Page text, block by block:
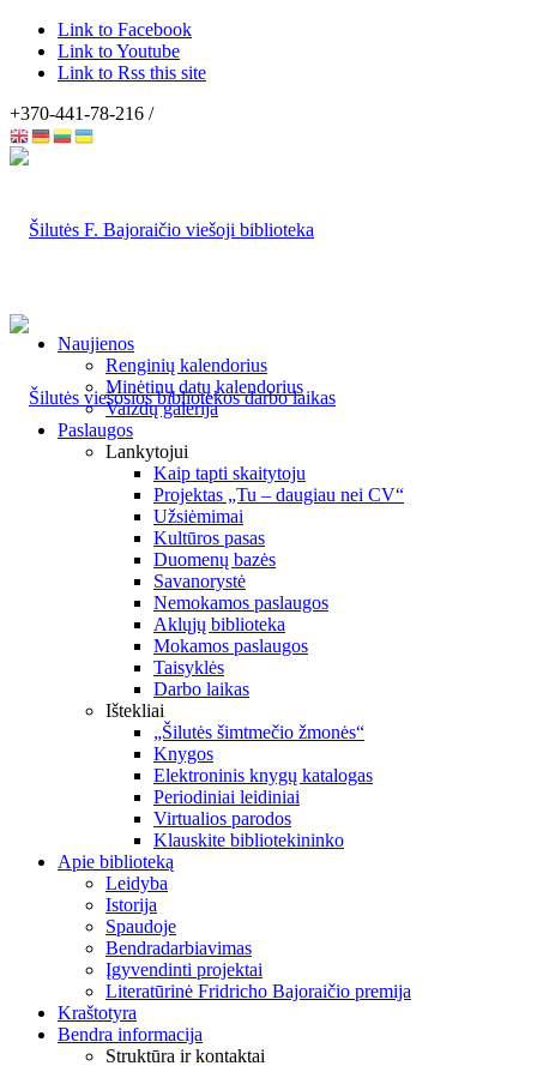
Link to Facebook
Link to Youtube
Link to Rss this site
+370-441-78-216 /
Naujienos
Renginių kalendorius
Minėtinų datų kalendorius
Vaizdų galerija
Paslaugos
Lankytojui
Kaip tapti skaitytoju
Projektas „Tu – daugiau nei CV“
Užsiėmimai
Kultūros pasas
Duomenų bazės
Savanorystė
Nemokamos paslaugos
Aklųjų biblioteka
Mokamos paslaugos
Taisyklės
Darbo laikas
Ištekliai
„Šilutės šimtmečio žmonės“
Knygos
Elektroninis knygų katalogas
Periodiniai leidiniai
Virtualios parodos
Klauskite bibliotekininko
Apie biblioteką
Leidyba
Istorija
Spaudoje
Bendradarbiavimas
Įgyvendinti projektai
Literatūrinė Fridricho Bajoraičio premija
Kraštotyra
Bendra informacija
Struktūra ir kontaktai